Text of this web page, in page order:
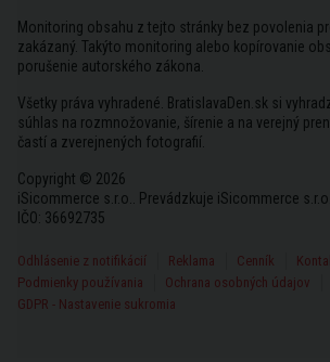
Monitoring obsahu z tejto stránky bez povolenia
zakázaný. Takýto monitoring alebo kopírovanie
porušenie autorského zákona.
Všetky práva vyhradené. BratislavaDen.sk si
súhlas na rozmnožovanie, šírenie a na verejný
častí a zverejnených fotografií.
Copyright © 2026
iSicommerce s.r.o.. Prevádzkuje iSicommerce
IČO: 36692735
Odhlásenie z notifikácií Reklama Cenník
Podmienky používania
Ochrana osobných údajov
GDPR - Nastavenie sukromia